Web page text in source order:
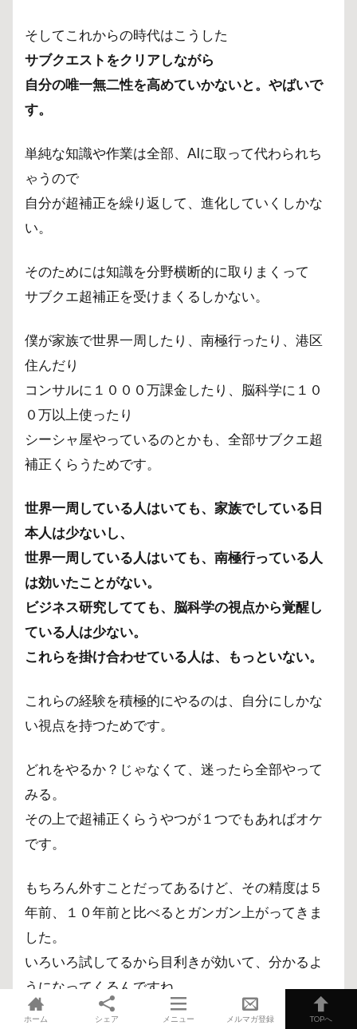
そしてこれからの時代はこうした
サブクエストをクリアしながら
自分の唯一無二性を高めていかないと。やばいで
す。
単純な知識や作業は全部、AIに取って代わられち
ゃうので
自分が超補正を繰り返して、進化していくしかな
い。
そのためには知識を分野横断的に取りまくって
サブクエ超補正を受けまくるしかない。
僕が家族で世界一周したり、南極行ったり、港区
住んだり
コンサルに１０００万課金したり、脳科学に１０
０万以上使ったり
シーシャ屋やっているのとかも、全部サブクエ超
補正くらうためです。
世界一周している人はいても、家族でしている日
本人は少ないし、
世界一周している人はいても、南極行っている人
は効いたことがない。
ビジネス研究してても、脳科学の視点から覚醒し
ている人は少ない。
これらを掛け合わせている人は、もっといない。
これらの経験を積極的にやるのは、自分にしかな
い視点を持つためです。
どれをやるか？じゃなくて、迷ったら全部やって
みる。
その上で超補正くらうやつが１つでもあればオケ
です。
もちろん外すことだってあるけど、その精度は５
年前、１０年前と比べるとガンガン上がってきま
した。
いろいろ試してるから目利きが効いて、分かるよ
うになってくるんですね。
ホーム シェア メニュー メルマガ登録 TOPへ